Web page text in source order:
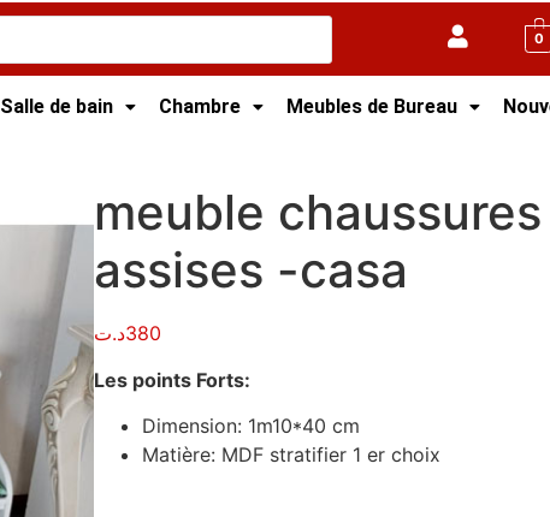
0
Salle de bain Chambre Meubles de Bureau
meuble
assises -casa
380د.ت
Les points Forts:
Dimension: 1m10*40 cm
Matière: MDF stratifier 1 er choix